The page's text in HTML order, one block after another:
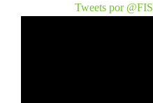
Tweets por